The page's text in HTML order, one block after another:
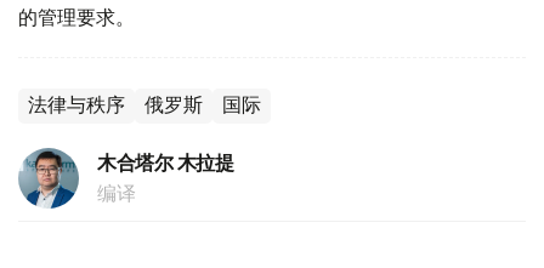
的管理要求。
法律与秩序 俄罗斯 国际
木合塔尔 木拉提
编译